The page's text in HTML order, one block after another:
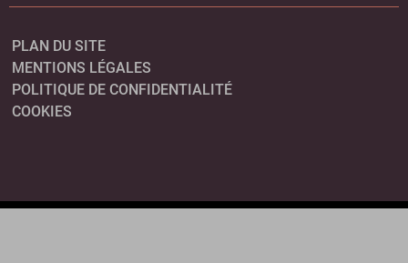
PLAN DU SITE
MENTIONS LÉGALES
POLITIQUE DE CONFIDENTIALITÉ
COOKIES